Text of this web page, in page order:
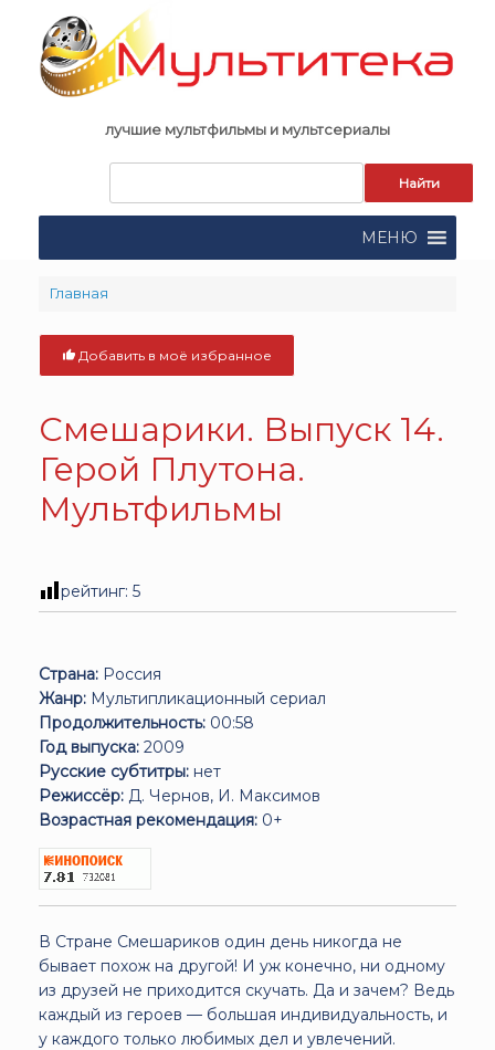
content
лучшие мультфильмы и мультсериалы
поиска:
МЕНЮ
Главная
Добавить в моё избранное
Смешарики. Выпуск 14.
Герой Плутона.
Мультфильмы
рейтинг: 5
Страна: Россия
Жанр: Мультипликационный сериал
Продолжительность: 00:58
Год выпуска: 2009
Русские субтитры: нет
Режиссёр: Д. Чернов, И. Максимов
Возрастная рекомендация: 0+
В Стране Смешариков один день никогда не
бывает похож на другой! И уж конечно, ни одному
из друзей не приходится скучать. Да и зачем? Ведь
каждый из героев — большая индивидуальность, и
у каждого только любимых дел и увлечений.